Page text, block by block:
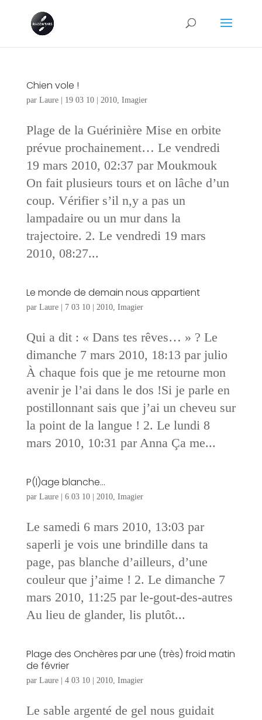
Chien vole !
par Laure| 19 03 10| 2010, Imagier
Plage de la Guérinière Mise en orbite
prévue prochainement… Le vendredi
19 mars 2010, 02:37 par Moukmouk
On fait plusieurs tours et on lâche d’un
coup. Vérifier s’il n,y a pas un
lampadaire ou un mur dans la
trajectoire. 2. Le vendredi 19 mars
2010, 08:27...
Le monde de demain nous appartient
par Laure| 7 03 10| 2010, Imagier
Qui a dit : « Dans tes rêves… » ? Le
dimanche 7 mars 2010, 18:13 par julio
À chaque fois que je me retourne mon
avenir je l’ai dans le dos !Si je parle en
postillonnant sais que j’ai un cheveu sur
la point de la langue ! 2. Le lundi 8
mars 2010, 10:31 par Anna Ça me...
P(l)age blanche…
par Laure| 6 03 10| 2010, Imagier
Le samedi 6 mars 2010, 13:03 par
saperli je vois une brindille dans ta
page, pas blanche d’ailleurs, d’une
couleur que j’aime ! 2. Le dimanche 7
mars 2010, 11:25 par le-gout-des-autres
Au lieu de glander, lis plutôt...
Plage des Onchères par une (très) froid matin
de février
par Laure| 4 03 10| 2010, Imagier
Le sable argenté de gel nous guidait